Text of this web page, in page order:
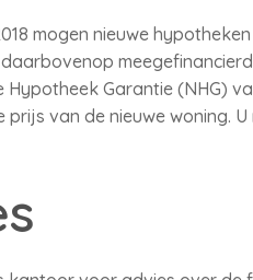
mogen nieuwe
Garantie (NHG)
prijs van de nieuwe woning.